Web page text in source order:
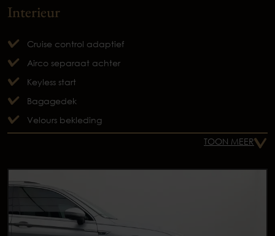
Interieur
Cruise control adaptief
Airco separaat achter
Keyless start
Bagagedek
Velours bekleding
TOON MEER